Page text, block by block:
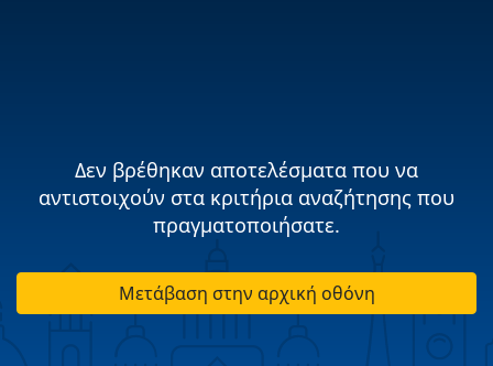
Δεν βρέθηκαν αποτελέσματα που να
αντιστοιχούν στα κριτήρια αναζήτησης που
πραγματοποιήσατε.
Μετάβαση στην αρχική οθόνη